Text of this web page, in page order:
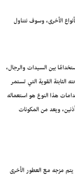
الأخرى، وسوف نتناول
بين السيدات والرجال،
الثابتة القوية التي تستمر
هذا النوع هو استعماله
ويعد من المكونات
مزجه مع العطور الأخرى